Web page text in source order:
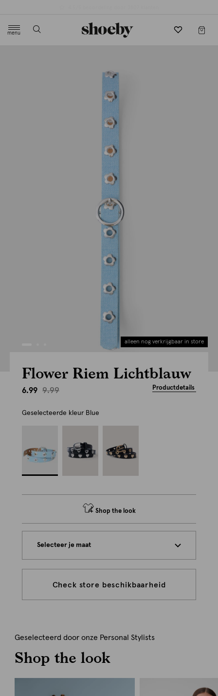
menu
alleen nog verkrijgbaar in store
Flower Riem Lichtblauw
6.99 9.99 Productdetails
Geselecteerde kleur Blue
Shop the look
Selecteer je maat
Check store beschikbaarheid
Geselecteerd door onze Personal Stylists
Shop the look